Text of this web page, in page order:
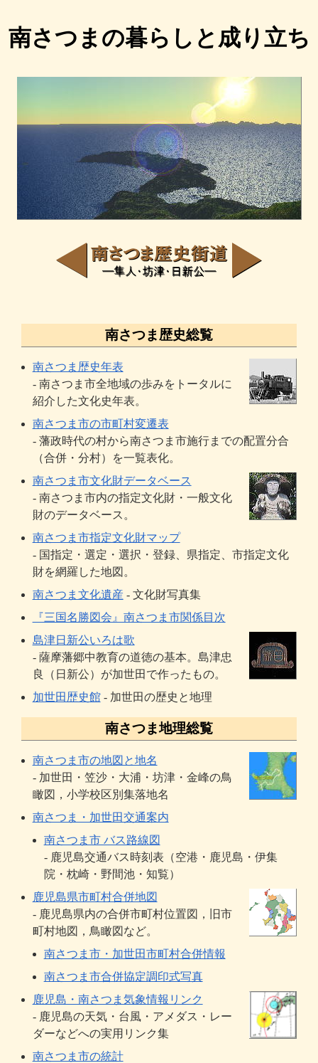
南さつまの暮らしと成り立ち
南さつま歴史総覧
南さつま歴史年表
- 南さつま市全地域の歩みをトータルに
紹介した文化史年表。
南さつま市の市町村変遷表
- 藩政時代の村から南さつま市施行までの配置分合
（合併・分村）を一覧表化。
南さつま市文化財データベース
- 南さつま市内の指定文化財・一般文化
財のデータベース。
南さつま市指定文化財マップ
- 国指定・選定・選択・登録、県指定、市指定文化
財を網羅した地図。
南さつま文化遺産- 文化財写真集
『三国名勝図会』南さつま市関係目次
島津日新公いろは歌
- 薩摩藩郷中教育の道徳の基本。島津忠
良（日新公）が加世田で作ったもの。
加世田歴史館- 加世田の歴史と地理
南さつま地理総覧
南さつま市の地図と地名
- 加世田・笠沙・大浦・坊津・金峰の鳥
瞰図，小学校区別集落地名
南さつま・加世田交通案内
南さつま市 バス路線図
- 鹿児島交通バス時刻表（空港・鹿児島・伊集
院・枕崎・野間池・知覧）
鹿児島県市町村合併地図
- 鹿児島県内の合併市町村位置図，旧市
町村地図，鳥瞰図など。
南さつま市・加世田市町村合併情報
南さつま市合併協定調印式写真
鹿児島・南さつま気象情報リンク
- 鹿児島の天気・台風・アメダス・レー
ダーなどへの実用リンク集
南さつま市の統計